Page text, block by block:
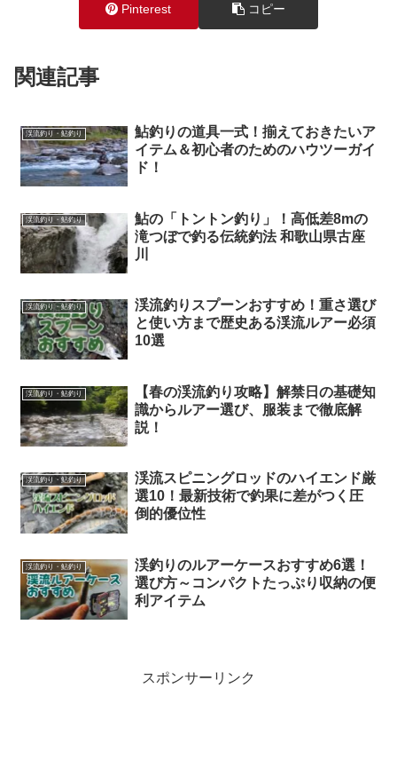
Pinterest コピー
関連記事
渓流釣り・鮎釣り
鮎釣りの道具一式！揃えておきたいア
イテム＆初心者のためのハウツーガイ
ド！
渓流釣り・鮎釣り
鮎の「トントン釣り」！高低差8mの
滝つぼで釣る伝統釣法 和歌山県古座
川
渓流釣り・鮎釣り
渓流釣りスプーンおすすめ！重さ選び
と使い方まで歴史ある渓流ルアー必須
10選
渓流釣り・鮎釣り
【春の渓流釣り攻略】解禁日の基礎知
識からルアー選び、服装まで徹底解
説！
渓流釣り・鮎釣り
渓流スピニングロッドのハイエンド厳
選10！最新技術で釣果に差がつく圧
倒的優位性
渓流釣り・鮎釣り
渓釣りのルアーケースおすすめ6選！
選び方～コンパクトたっぷり収納の便
利アイテム
スポンサーリンク